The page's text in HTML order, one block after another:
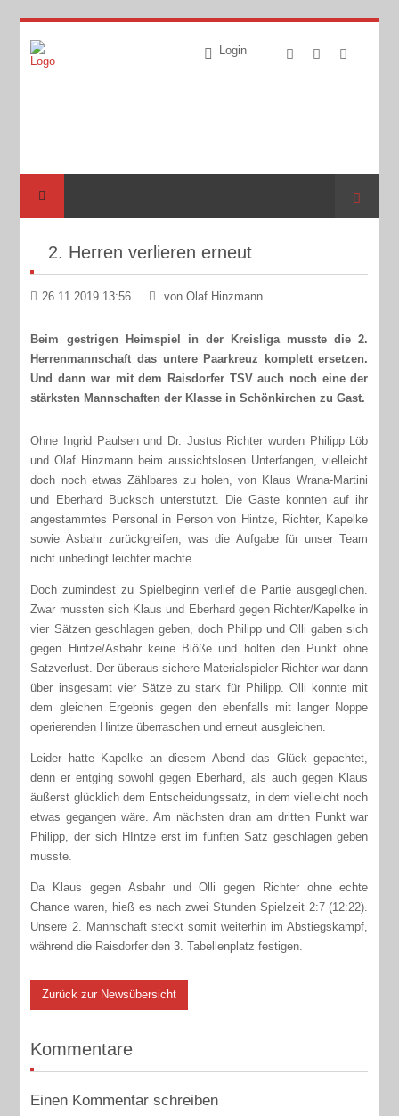
Login
Suche
2. Herren verlieren erneut
26.11.2019 13:56 von Olaf Hinzmann
Beim gestrigen Heimspiel in der Kreisliga musste die 2.
Herrenmannschaft das untere Paarkreuz komplett ersetzen.
Und dann war mit dem Raisdorfer TSV auch noch eine der
stärksten Mannschaften der Klasse in Schönkirchen zu Gast.
Ohne Ingrid Paulsen und Dr. Justus Richter wurden Philipp Löb
und Olaf Hinzmann beim aussichtslosen Unterfangen, vielleicht
doch noch etwas Zählbares zu holen, von Klaus Wrana-Martini
und Eberhard Bucksch unterstützt. Die Gäste konnten auf ihr
angestammtes Personal in Person von Hintze, Richter, Kapelke
sowie Asbahr zurückgreifen, was die Aufgabe für unser Team
nicht unbedingt leichter machte.
Doch zumindest zu Spielbeginn verlief die Partie ausgeglichen.
Zwar mussten sich Klaus und Eberhard gegen Richter/Kapelke in
vier Sätzen geschlagen geben, doch Philipp und Olli gaben sich
gegen Hintze/Asbahr keine Blöße und holten den Punkt ohne
Satzverlust. Der überaus sichere Materialspieler Richter war dann
über insgesamt vier Sätze zu stark für Philipp. Olli konnte mit
dem gleichen Ergebnis gegen den ebenfalls mit langer Noppe
operierenden Hintze überraschen und erneut ausgleichen.
Leider hatte Kapelke an diesem Abend das Glück gepachtet,
denn er entging sowohl gegen Eberhard, als auch gegen Klaus
äußerst glücklich dem Entscheidungssatz, in dem vielleicht noch
etwas gegangen wäre. Am nächsten dran am dritten Punkt war
Philipp, der sich HIntze erst im fünften Satz geschlagen geben
musste.
Da Klaus gegen Asbahr und Olli gegen Richter ohne echte
Chance waren, hieß es nach zwei Stunden Spielzeit 2:7 (12:22).
Unsere 2. Mannschaft steckt somit weiterhin im Abstiegskampf,
während die Raisdorfer den 3. Tabellenplatz festigen.
Zurück zur Newsübersicht
Kommentare
Einen Kommentar schreiben